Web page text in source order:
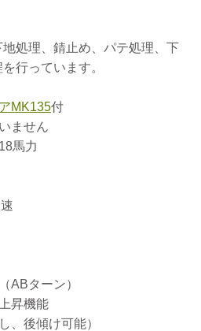
地処理、錆止め、パテ処理、下
行っています。
MK135付
ません
馬力
ABターン）
昇機能
、後傾け可能）